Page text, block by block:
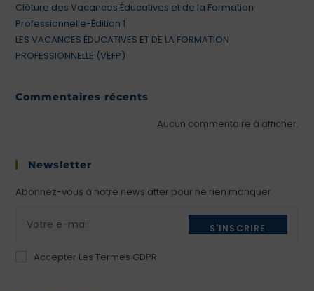
Clôture des Vacances Éducatives et de la Formation
Professionnelle-Édition 1
LES VACANCES ÉDUCATIVES ET DE LA FORMATION
PROFESSIONNELLE (VEFP)
Commentaires récents
Aucun commentaire à afficher.
Newsletter
Abonnez-vous à notre newslatter pour ne rien manquer.
S'INSCRIRE
Accepter Les Termes GDPR